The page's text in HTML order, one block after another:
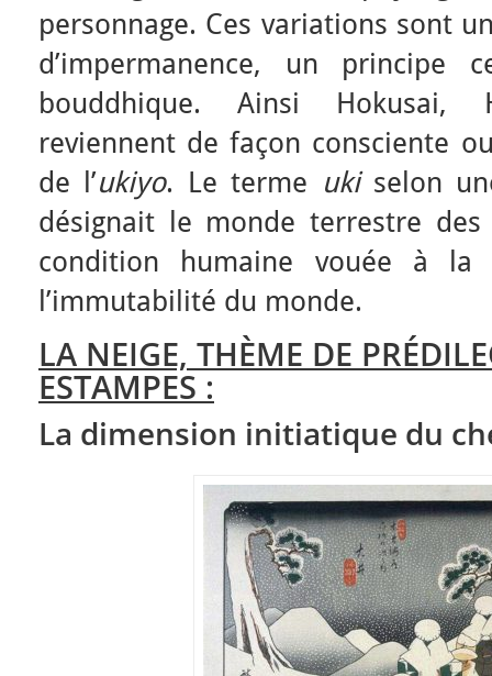
personnage. Ces variations sont
d’impermanence, un principe
bouddhique. Ainsi Hokusai,
reviennent de façon consciente
de l’ukiyo. Le terme uki selon
désignait le monde terrestre
condition humaine vouée à
l’immutabilité du monde.
LA NEIGE, THÈME DE
ESTAMPES :
La dimension initiatique du